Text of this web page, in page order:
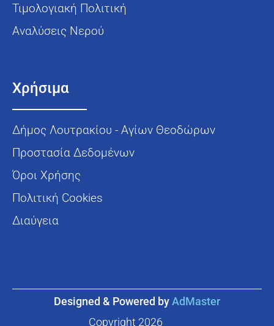
Τιμολογιακή Πολιτική
Αναλύσεις Νερού
Χρήσιμα
Δήμος Λουτρακίου - Αγίων Θεοδώρων
Προστασία Δεδομένων
Όροι Χρήσης
Πολιτική Cookies
Διαύγεια
Designed & Powered by AdMaster
Copyright 2026